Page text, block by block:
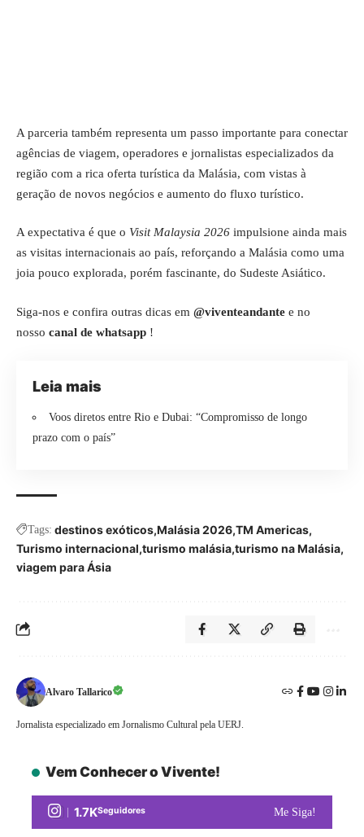
A parceria também representa um passo importante para conectar
agências de viagem, operadores e jornalistas especializados da
região com a rica oferta turística da Malásia, com vistas à
geração de novos negócios e aumento do fluxo turístico.
A expectativa é que o Visit Malaysia 2026 impulsione ainda mais
as visitas internacionais ao país, reforçando a Malásia como uma
joia pouco explorada, porém fascinante, do Sudeste Asiático.
Siga-nos e confira outras dicas em @viventeandante e no
nosso canal de whatsapp !
Leia mais
Voos diretos entre Rio e Dubai: “Compromisso de longo
prazo com o país”
Tags: destinos exóticos Malásia 2026 TM Americas
Turismo internacional turismo malásia turismo na Malásia
viagem para Ásia
Alvaro Tallarico
Jornalista especializado em Jornalismo Cultural pela UERJ.
Vem Conhecer o Vivente!
1.7KSeguidores Me Siga!